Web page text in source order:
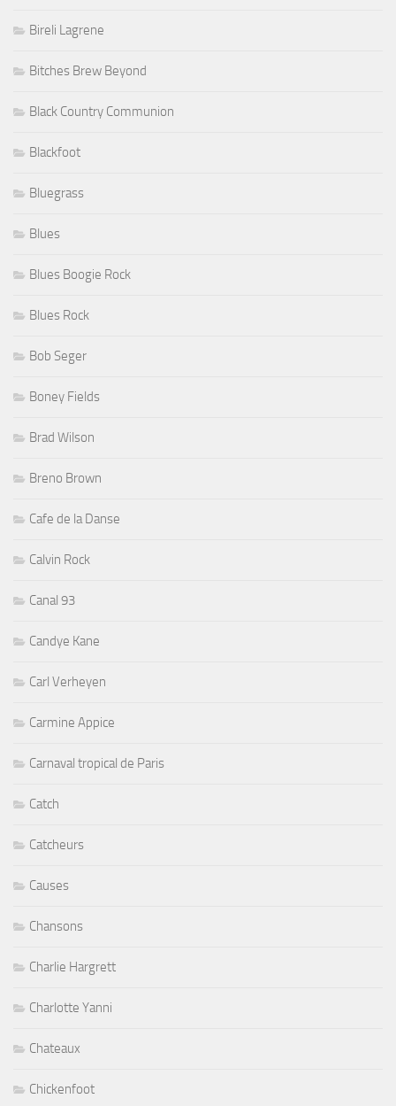
Bireli Lagrene
Bitches Brew Beyond
Black Country Communion
Blackfoot
Bluegrass
Blues
Blues Boogie Rock
Blues Rock
Bob Seger
Boney Fields
Brad Wilson
Breno Brown
Cafe de la Danse
Calvin Rock
Canal 93
Candye Kane
Carl Verheyen
Carmine Appice
Carnaval tropical de Paris
Catch
Catcheurs
Causes
Chansons
Charlie Hargrett
Charlotte Yanni
Chateaux
Chickenfoot